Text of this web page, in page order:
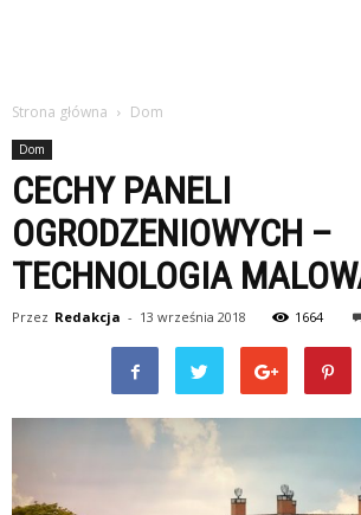
Strona główna Dom
Dom
CECHY PANELI
OGRODZENIOWYCH –
TECHNOLOGIA
Przez Redakcja - 13 września 2018 1664